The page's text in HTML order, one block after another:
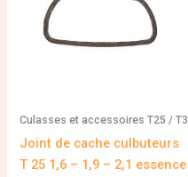
Culasses et accessoires T25 / T3
Joint de cache culbuteurs
T 25 1,6 – 1,9 – 2,1 essence